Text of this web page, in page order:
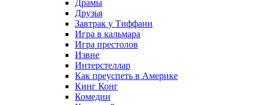
Драмы
Друзья
Завтрак у Тиффани
Игра в кальмара
Игра престолов
Извне
Интерстеллар
Как преуспеть в Америке
Кинг Конг
Комедии